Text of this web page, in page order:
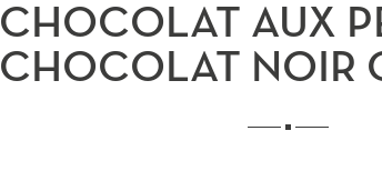
CHOCOLAT AUX
CHOCOLAT NOIR